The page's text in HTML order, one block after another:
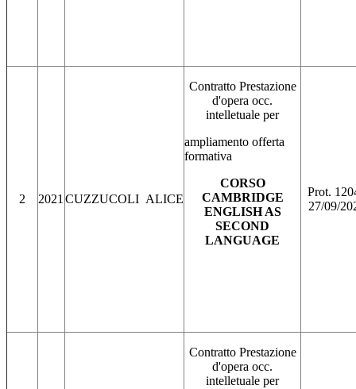
2 2021 CUZZUCOLI ALICE
Contratto Prestazione
d'opera occ.
intelletuale per
ampliamento offerta
formativa
CORSO
CAMBRIDGE
ENGLISH AS
SECOND
LANGUAGE
Prot.
27/09/
Contratto Prestazione
d'opera occ.
intelletuale per